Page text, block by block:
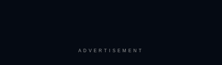
ADVERTISEMENT